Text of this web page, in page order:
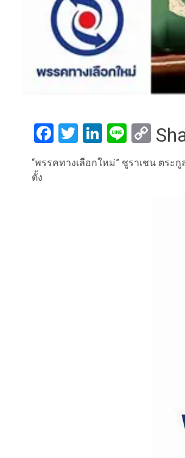
Facebook
Twitter
LinkedIn
Line
“พรรคทางเลือกใหม่” ชูราเชน ตระ
ตั้ง